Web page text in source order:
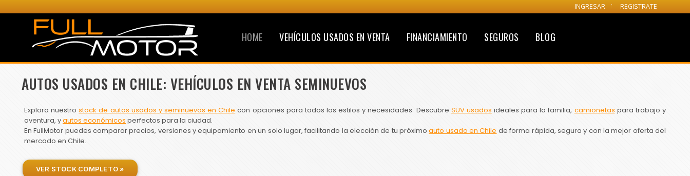
INGRESAR REGISTRATE
HOME VEHÍCULOS USADOS EN VENTA FINANCIAMIENTO SEGUROS BLOG
AUTOS USADOS EN CHILE: VEHÍCULOS EN VENTA SEMINUEVOS
Explora nuestrostock de autos usados y seminuevos en Chile con opciones para todos los estilos y necesidades. Descubre SUV usados ideales para la familia, camionetas para trabajo y
aventura, yautos económicos perfectos para la ciudad.
En FullMotor puedes comparar precios, versiones y equipamiento en un solo lugar, facilitando la elección de tu próximoauto usado en Chile de forma rápida, segura y con la mejor oferta del
mercado en Chile.
VER STOCK COMPLETO »